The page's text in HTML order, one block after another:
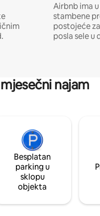
Airbnb ima
stambene
postojeće
posla sele u
najam
Besplatan
parking u
sklopu
objekta